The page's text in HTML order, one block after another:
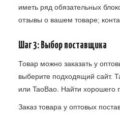
иметь ряд обязательных
отзывы о вашем товаре;
Шаг 3: Выбор поставщика
Товар можно заказать у
выберите подходящий сайт.
или TaoBao. Найти хорошего
Заказ товара у оптовых